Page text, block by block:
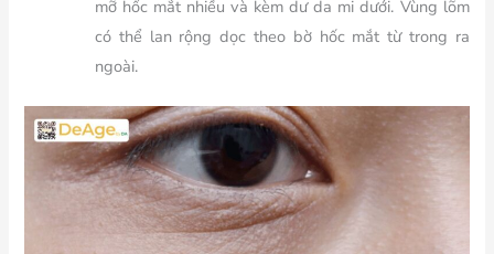
mỡ hốc mắt nhiều và kèm dư da mi dưới. Vùng lõm
có thể lan rộng dọc theo bờ hốc mắt từ trong ra
ngoài.